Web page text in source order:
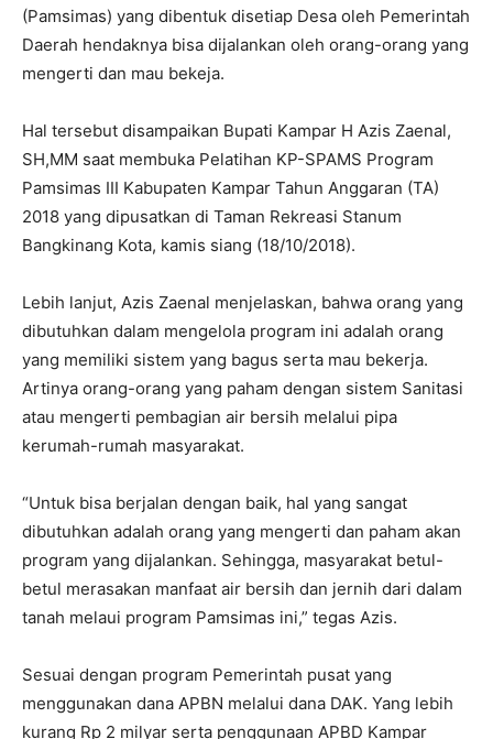
(Pamsimas) yang dibentuk disetiap Desa oleh Pemerintah
Daerah hendaknya bisa dijalankan oleh orang-orang yang
mengerti dan mau bekeja.
Hal tersebut disampaikan Bupati Kampar H Azis Zaenal,
SH,MM saat membuka Pelatihan KP-SPAMS Program
Pamsimas III Kabupaten Kampar Tahun Anggaran (TA)
2018 yang dipusatkan di Taman Rekreasi Stanum
Bangkinang Kota, kamis siang (18/10/2018).
Lebih lanjut, Azis Zaenal menjelaskan, bahwa orang yang
dibutuhkan dalam mengelola program ini adalah orang
yang memiliki sistem yang bagus serta mau bekerja.
Artinya orang-orang yang paham dengan sistem Sanitasi
atau mengerti pembagian air bersih melalui pipa
kerumah-rumah masyarakat.
“Untuk bisa berjalan dengan baik, hal yang sangat
dibutuhkan adalah orang yang mengerti dan paham akan
program yang dijalankan. Sehingga, masyarakat betul-
betul merasakan manfaat air bersih dan jernih dari dalam
tanah melaui program Pamsimas ini,” tegas Azis.
Sesuai dengan program Pemerintah pusat yang
menggunakan dana APBN melalui dana DAK. Yang lebih
kurang Rp 2 milyar serta penggunaan APBD Kampar